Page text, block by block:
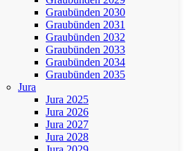
Graubünden 2030
Graubünden 2031
Graubünden 2032
Graubünden 2033
Graubünden 2034
Graubünden 2035
Jura
Jura 2025
Jura 2026
Jura 2027
Jura 2028